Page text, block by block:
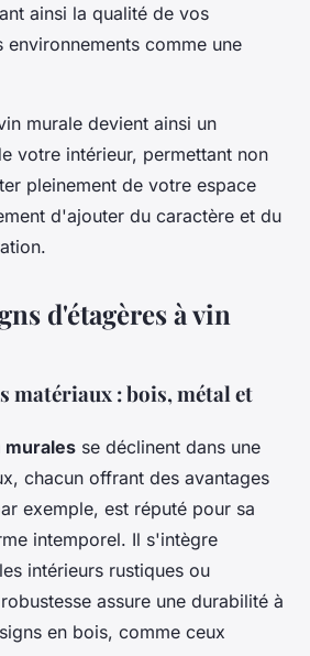
ainsi la qualité de vos
environnements comme une
murale devient ainsi un
votre intérieur, permettant non
pleinement de votre espace
d'ajouter du caractère et du
d'étagères à vin
matériaux : bois, métal et
murales se déclinent dans une
chacun offrant des avantages
exemple, est réputé pour sa
intemporel. Il s'intègre
intérieurs rustiques ou
assure une durabilité à
en bois, comme ceux